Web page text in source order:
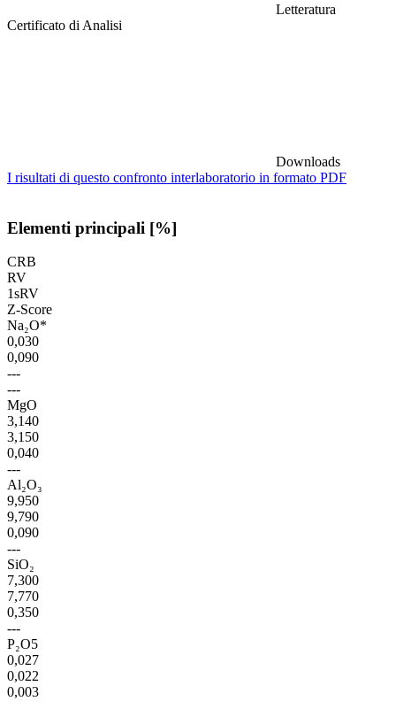
Letteratura
Certificato di Analisi
Downloads
I risultati di questo confronto interlaboratorio in formato PDF
Elementi principali [%]
CRB
RV
1sRV
Z-Score
Na₂O*
0,030
0,090
---
---
MgO
3,140
3,150
0,040
---
Al₂O₃
9,950
9,790
0,090
---
SiO₂
7,300
7,770
0,350
---
P₂O5
0,027
0,022
0,003